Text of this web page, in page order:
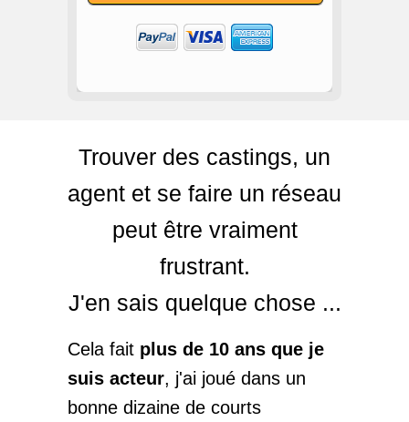
Trouver des castings, un
agent et se faire un réseau
peut être vraiment
frustrant.
J'en sais quelque chose ...
Cela fait plus de 10 ans que je
suis acteur, j'ai joué dans un
bonne dizaine de courts